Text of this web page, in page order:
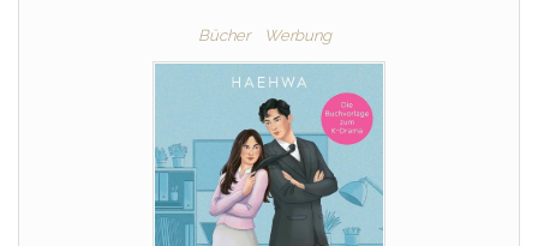
Bücher Werbung